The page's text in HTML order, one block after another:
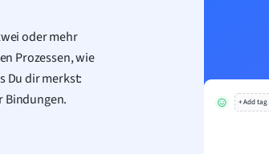
oder mehr
Prozessen, wie
Du dir merkst:
Bindungen.
+ Add tag